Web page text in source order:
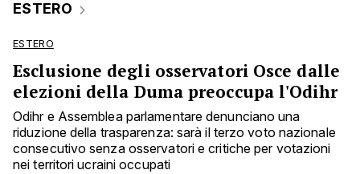
ESTERO
ESTERO
Esclusione degli osservatori Osce dalle
elezioni della Duma preoccupa l'Odihr
Odihr e Assemblea parlamentare denunciano una
riduzione della trasparenza: sarà il terzo voto nazionale
consecutivo senza osservatori e critiche per votazioni
nei territori ucraini occupati